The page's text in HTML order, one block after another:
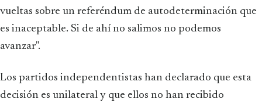
vueltas sobre un referéndum de autodeterminación que
es inaceptable. Si de ahí no salimos no podemos
avanzar".
Los partidos independentistas han declarado que esta
decisión es unilateral y que ellos no han recibido